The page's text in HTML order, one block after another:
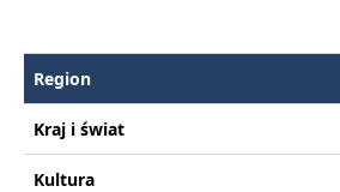
Region
Kraj i świat
Kultura